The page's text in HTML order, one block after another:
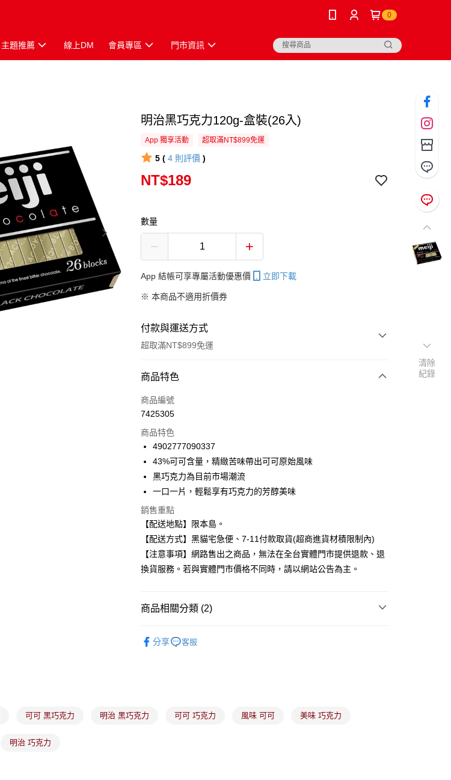
0
主題推薦 線上DM 會員專區 門市資訊
明治黑巧克力120g-盒裝(26入)
App 獨享活動 超取滿NT$899免運
5 ( 4 則評價 )
NT$189
數量
App 結帳可享專屬活動優惠價 立即下載
※ 本商品不適用折價券
付款與運送方式
超取滿NT$899免運
付款方式
信用卡一次付款
LINE Pay
Apple Pay
街口支付
悠遊付
全盈+PAY
大哥付你分期
【大哥付你分期使用說明】
1.本服務由台灣大哥大提供，台灣大哥大用戶可立即使用無須另外申請。
完成交易。
1.分期款項不併入電信帳單，「大哥付你分期」於每月結算日後寄送繳費提
醒簡訊。
ATM付款
運送方式
付款後全家取貨
商品特色
商品編號
7425305
商品特色
4902777090337
43%可可含量，精緻苦味帶出可可原始風味
黑巧克力為目前市場潮流
一口一片，輕鬆享有巧克力的芳醇美味
銷售重點
【配送地點】限本島。
【配送方式】黑貓宅急便、7-11付款取貨(超商進貨材積限制內)
【注意事項】網路售出之商品，無法在全台實體門市提供退款、退
換貨服務。若與實體門市價格不同時，請以網站公告為主。
商品相關分類 (2)
分享 客服
可可 黑巧克力 明治 黑巧克力 可可 巧克力 風味 可可 美味 巧克力
明治 巧克力
清除
紀錄